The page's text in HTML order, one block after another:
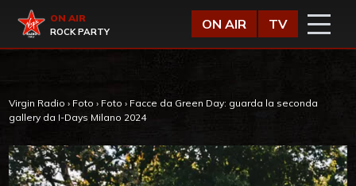
Virgin Radio
ON AIR
ROCK PARTY
ON AIR TV
Virgin Radio › Foto › Foto › Facce da Green Day: guarda la seconda
gallery da I-Days Milano 2024